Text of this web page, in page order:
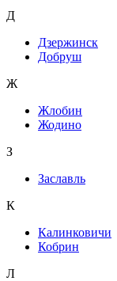
Д
Дзержинск
Добруш
Ж
Жлобин
Жодино
З
Заславль
К
Калинковичи
Кобрин
Л